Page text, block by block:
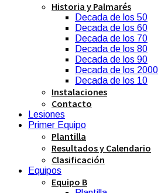
Historia y Palmarés
Decada de los 50
Decada de los 60
Decada de los 70
Decada de los 80
Decada de los 90
Decada de los 2000
Decada de los 10
Instalaciones
Contacto
Lesiones
Primer Equipo
Plantilla
Resultados y Calendario
Clasificación
Equipos
Equipo B